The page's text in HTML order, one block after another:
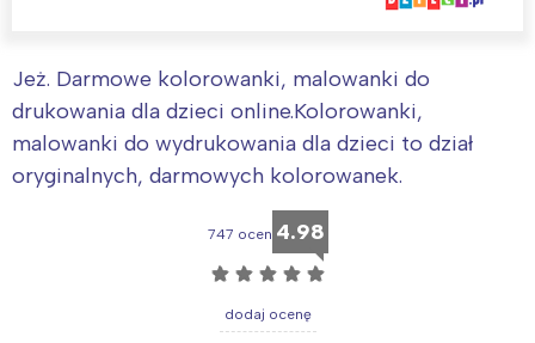
Jeż. Darmowe kolorowanki, malowanki do
drukowania dla dzieci online.Kolorowanki,
malowanki do wydrukowania dla dzieci to dział
oryginalnych, darmowych kolorowanek.
747 ocen 4.98
☆ ☆ ☆ ☆ ☆
dodaj ocenę